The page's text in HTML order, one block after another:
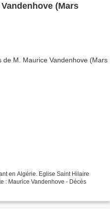
(Mars
en Algérie. Eglise Saint Hilaire
: Maurice Vandenhove - Décès